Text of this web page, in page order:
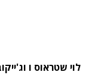
לוי שטראוס ו